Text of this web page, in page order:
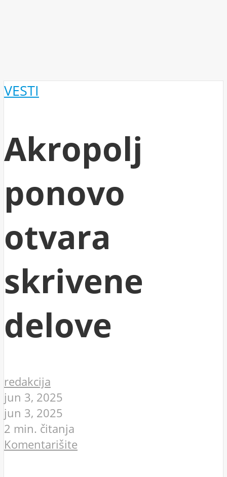
VESTI
Akropolj
ponovo
otvara
skrivene
delove
redakcija
jun 3, 2025
jun 3, 2025
2 min. čitanja
Komentarišite